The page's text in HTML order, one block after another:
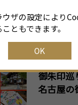
しめる！
マパーク
御朱印巡
名古屋の
ウザの設定により
ともできます。
OK